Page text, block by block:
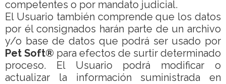
competentes o por mandato judicial.
El Usuario también comprende que los datos
por él consignados harán parte de un archivo
y/o base de datos que podrá ser usado por
Pet Soft® para efectos de surtir determinado
proceso. El Usuario podrá modificar o
actualizar la información suministrada en